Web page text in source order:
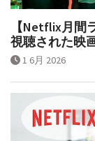
【Netflix月間
視聴された映
1 6月 2026